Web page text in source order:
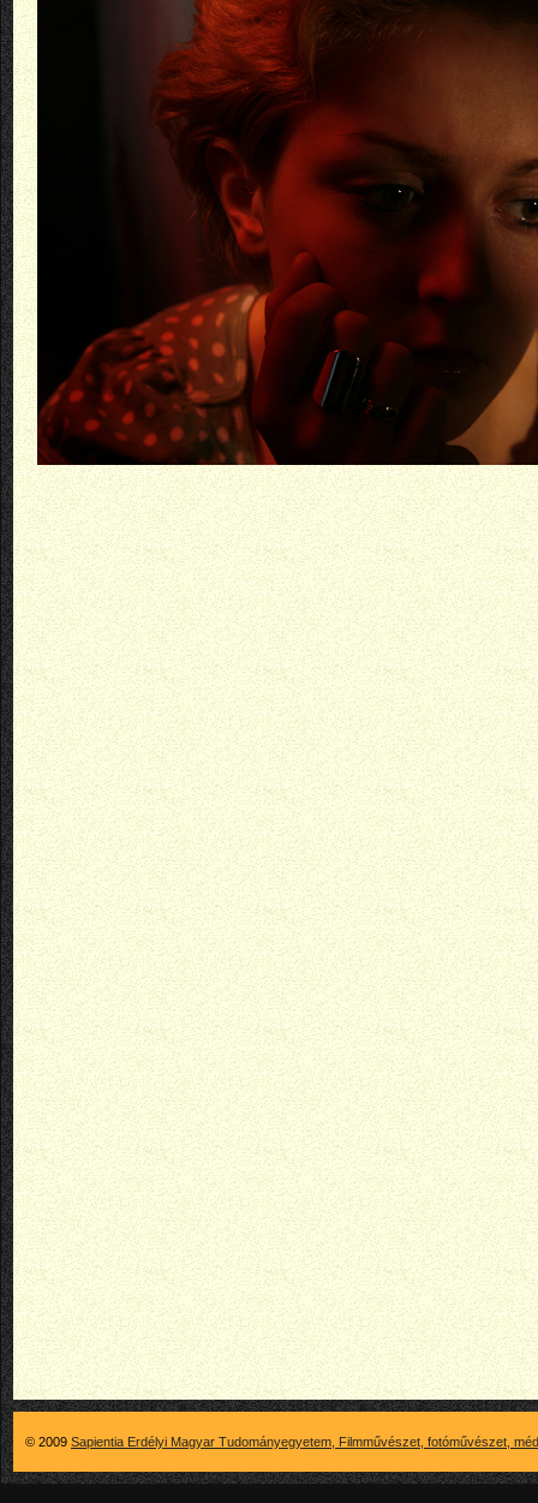
© 2009 Sapientia Erdélyi Magyar Tudományegyetem, Filmművészet, fotóművészet,